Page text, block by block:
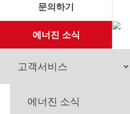
문의하기
에너진 소식